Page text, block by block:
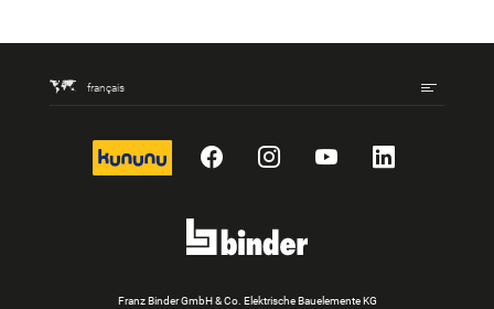
français
kununu FacebookInstagram
YouTubeLinkedIn
Franz Binder GmbH & Co. Elektrische Bauelemente KG